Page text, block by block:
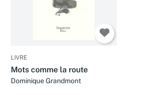
LIVRE
Mots comme la route
Dominique Grandmont